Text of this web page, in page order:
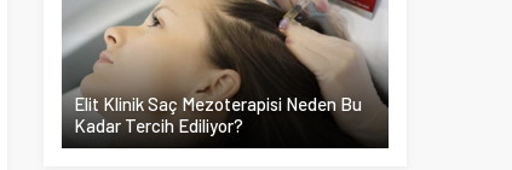
Elit Klinik Saç Mezoterapisi Neden Bu
Kadar Tercih Ediliyor?